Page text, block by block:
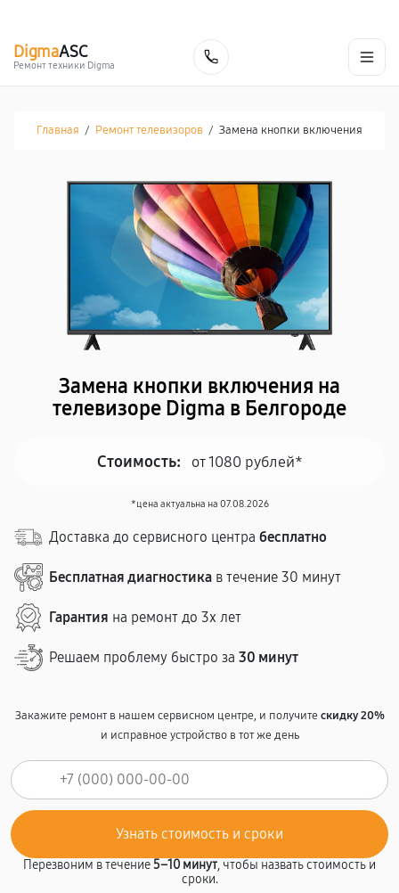
DigmaASC
Ремонт техники Digma
Главная / Ремонт телевизоров / Замена кнопки включения
Замена кнопки включения на
телевизоре Digma в Белгороде
Стоимость: от 1080 рублей*
*цена актуальна на 07.08.2026
Доставка до сервисного центра бесплатно
Бесплатная диагностика в течение 30 минут
Гарантия на ремонт до 3х лет
Решаем проблему быстро за 30 минут
Закажите ремонт в нашем сервисном центре, и получитескидку 20%
и исправное устройство в тот же день
Перезвоним в течение5–10 минут, чтобы назвать стоимость и
сроки.